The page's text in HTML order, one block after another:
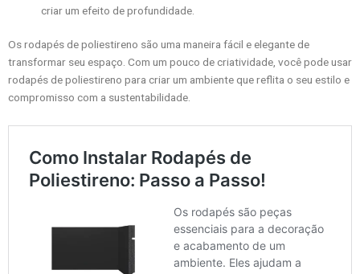
criar um efeito de profundidade.
Os rodapés de poliestireno são uma maneira fácil e elegante de
transformar seu espaço. Com um pouco de criatividade, você pode usar
rodapés de poliestireno para criar um ambiente que reflita o seu estilo e
compromisso com a sustentabilidade.